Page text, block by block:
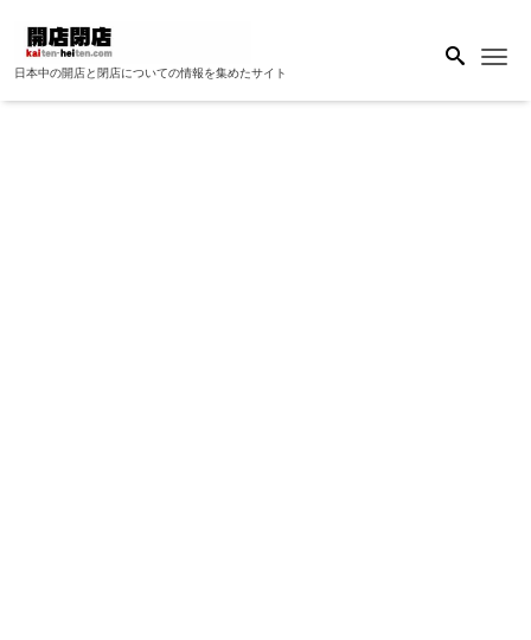
日本中の開店と閉店についての情報を集めたサイト